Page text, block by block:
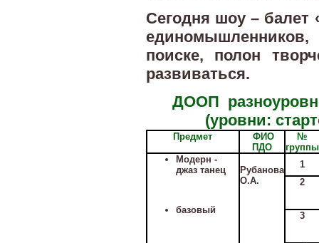
Сегодня шоу – балет
поиске, полон
развиваться.
ДООП
(уровни:
Предмет
ФИО
ПДО
№
группы
Модерн -
джаз танец
базовый
Рубанова
О.А.
1
2
3